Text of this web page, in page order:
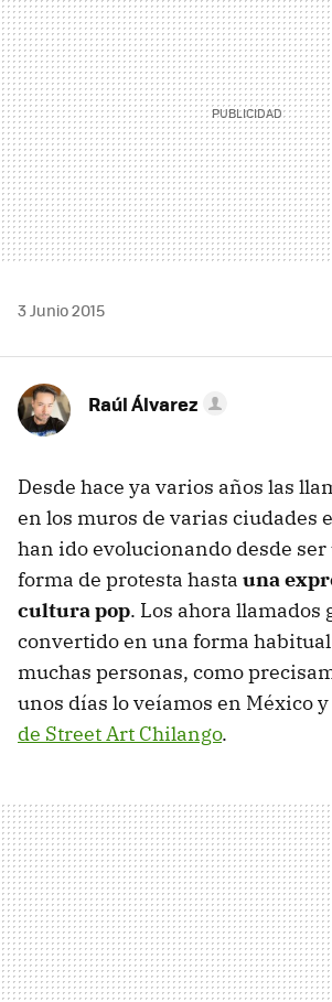
3 Junio 2015
Raúl Álvarez
Desde hace ya varios años las
en los muros de varias ciudades
han ido evolucionando desde
forma de protesta hasta una
cultura pop. Los ahora llamados
convertido en una forma
muchas personas, como
unos días lo veíamos en México y
de Street Art Chilango.